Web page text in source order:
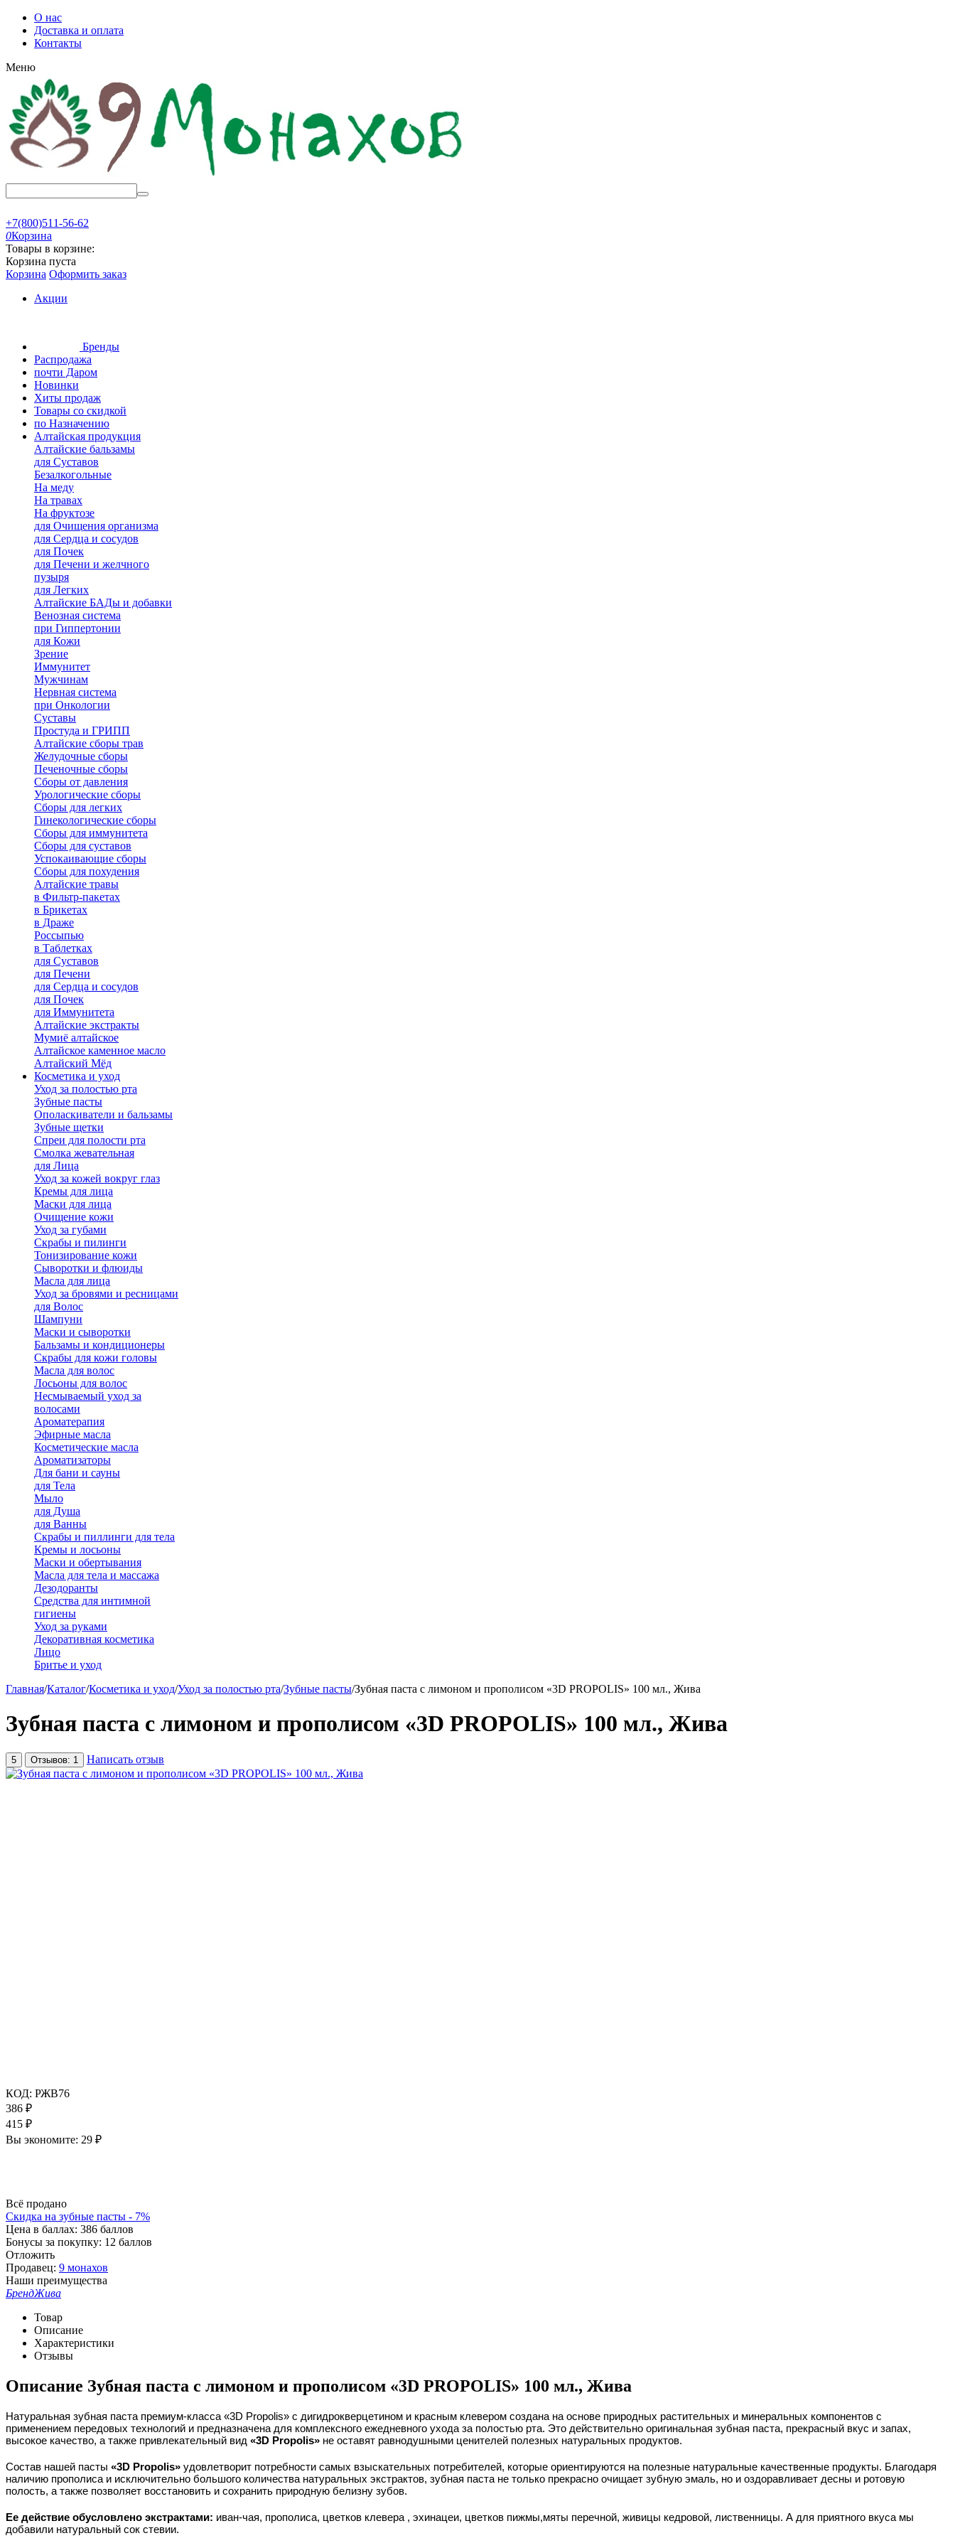
О нас
Доставка и оплата
Контакты
Меню
+7(800)511-56-62
0Корзина
Товары в корзине:
Корзина пуста
Корзина Оформить заказ
Акции
Бренды
Распродажа
почти Даром
Новинки
Хиты продаж
Товары со скидкой
по Назначению
Алтайская продукция
Алтайские бальзамы
для Суставов
Безалкогольные
На меду
На травах
На фруктозе
для Очищения организма
для Сердца и сосудов
для Почек
для Печени и желчного
пузыря
для Легких
Алтайские БАДы и добавки
Венозная система
при Гиппертонии
для Кожи
Зрение
Иммунитет
Мужчинам
Нервная система
при Онкологии
Суставы
Простуда и ГРИПП
Алтайские сборы трав
Желудочные сборы
Печеночные сборы
Сборы от давления
Урологические сборы
Сборы для легких
Гинекологические сборы
Сборы для иммунитета
Сборы для суставов
Успокаивающие сборы
Сборы для похудения
Алтайские травы
в Фильтр-пакетах
в Брикетах
в Драже
Россыпью
в Таблетках
для Cуставов
для Печени
для Сердца и сосудов
для Почек
для Иммунитета
Алтайские экстракты
Мумиё алтайское
Алтайское каменное масло
Алтайский Мёд
Косметика и уход
Уход за полостью рта
Зубные пасты
Ополаскиватели и бальзамы
Зубные щетки
Спреи для полости рта
Смолка жевательная
для Лица
Уход за кожей вокруг глаз
Кремы для лица
Маски для лица
Очищение кожи
Уход за губами
Скрабы и пилинги
Тонизирование кожи
Сыворотки и флюиды
Масла для лица
Уход за бровями и ресницами
для Волос
Шампуни
Маски и сыворотки
Бальзамы и кондиционеры
Скрабы для кожи головы
Масла для волос
Лосьоны для волос
Несмываемый уход за
волосами
Ароматерапия
Эфирные масла
Косметические масла
Ароматизаторы
Для бани и сауны
для Тела
Мыло
для Душа
для Ванны
Скрабы и пиллинги для тела
Кремы и лосьоны
Маски и обертывания
Масла для тела и массажа
Дезодоранты
Средства для интимной
гигиены
Уход за руками
Декоративная косметика
Лицо
Бритье и уход
Главная/Каталог/Косметика и уход/Уход за полостью рта/Зубные пасты/Зубная паста с лимоном и прополисом «3D PROPOLIS» 100 мл., Жива
Зубная паста с лимоном и прополисом «3D PROPOLIS» 100 мл., Жива
5 Отзывов: 1 Написать отзыв
КОД: РЖВ76
386 ₽
415 ₽
Вы экономите: 29 ₽
Всё продано
Скидка на зубные пасты - 7%
Цена в баллах: 386 баллов
Бонусы за покупку: 12 баллов
Отложить
Продавец: 9 монахов
Наши преимущества
БрендЖива
Товар
Описание
Характеристики
Отзывы
Описание Зубная паста с лимоном и прополисом «3D PROPOLIS» 100 мл., Жива
Натуральная зубная паста премиум-класса «3D Propolis» с дигидрокверцетином и красным клевером создана на основе природных растительных и минеральных компонентов с
применением передовых технологий и предназначена для комплексного ежедневного ухода за полостью рта. Это действительно оригинальная зубная паста, прекрасный вкус и запах,
высокое качество, а также привлекательный вид «3D Propolis» не оставят равнодушными ценителей полезных натуральных продуктов.
Состав нашей пасты «3D Propolis» удовлетворит потребности самых взыскательных потребителей, которые ориентируются на полезные натуральные качественные продукты. Благодаря
наличию прополиса и исключительно большого количества натуральных экстрактов, зубная паста не только прекрасно очищает зубную эмаль, но и оздоравливает десны и ротовую
полость, а также позволяет восстановить и сохранить природную белизну зубов.
Ее действие обусловлено экстрактами: иван-чая, прополиса, цветков клевера , эхинацеи, цветков пижмы,мяты перечной, живицы кедровой, лиственницы. А для приятного вкуса мы
добавили натуральный сок стевии.